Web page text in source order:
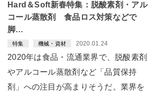
Hard＆Soft新春特集：脱酸素剤・アル
コール蒸散剤 食品ロス対策などで
脚…
特集 機械・資材 2020.01.24
2020年は食品・流通業界で、脱酸素剤
やアルコール蒸散剤など「品質保持
剤」への注目が高まりそうだ。業界を